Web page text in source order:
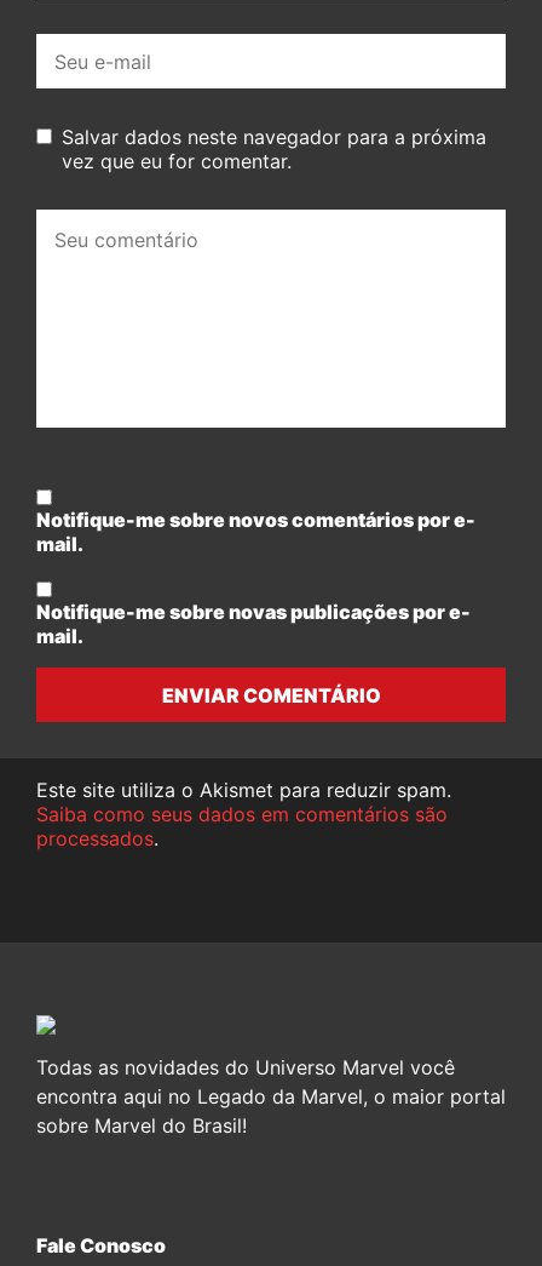
mail:
Salvar dados neste navegador para a próxima
vez que eu for comentar.
comentário:
Notifique-me sobre novos comentários por e-
mail.
Notifique-me sobre novas publicações por e-
mail.
ENVIAR COMENTÁRIO
Este site utiliza o Akismet para reduzir spam.
Saiba como seus dados em comentários são
processados.
Todas as novidades do Universo Marvel você
encontra aqui no Legado da Marvel, o maior portal
sobre Marvel do Brasil!
Fale Conosco